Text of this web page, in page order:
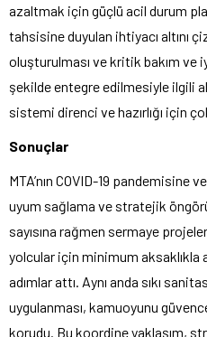
azaltmak için güçlü acil durum
tahsisine duyulan ihtiyacı altını
oluşturulması ve kritik bakım
şekilde entegre edilmesiyle ilgili
sistemi direnci ve hazırlığı için
Sonuçlar
MTA’nın COVID-19 pandemisine
uyum sağlama ve stratejik
sayısına rağmen sermaye
yolcular için minimum aksaklıkla
adımlar attı. Aynı anda sıkı
uygulanması, kamuoyunu
korudu. Bu koordine yaklaşım,